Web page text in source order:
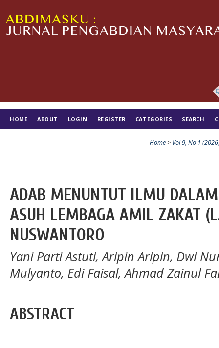
HOME ABOUT LOGIN REGISTER CATEGORIES SEARCH
Home > Vol 9, No 1
ADAB MENUNTUT ILMU
ASUH LEMBAGA AMIL ZAKAT
NUSWANTORO
Yani Parti Astuti, Aripin Aripin, Dwi
Mulyanto, Edi Faisal, Ahmad Zainul
ABSTRACT